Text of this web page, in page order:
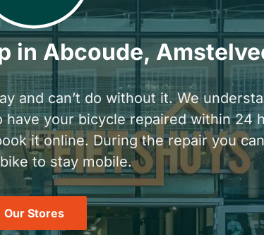
in Abcoude,
and can’t do without it. We
your bicycle repaired within 24
it online. During the repair you
to stay mobile.
Our Stores